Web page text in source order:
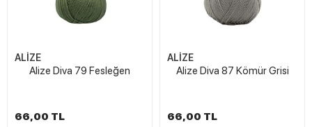
ALİZE
Alize Diva 79 Fesleğen
66,00 TL
ALİZE
Alize Diva 87 Kömür Grisi
66,00 TL